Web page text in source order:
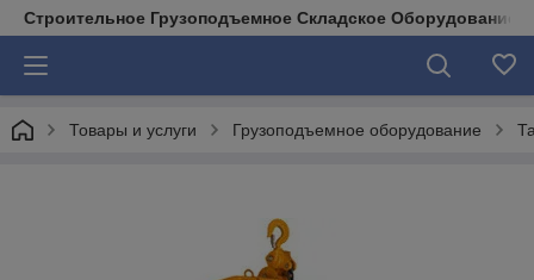
Строительное Грузоподъемное Складское Оборудование
Товары и услуги Грузоподъемное оборудование